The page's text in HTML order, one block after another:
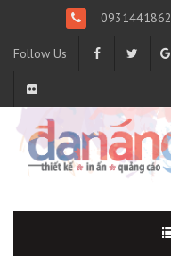
0931441862
Follow Us